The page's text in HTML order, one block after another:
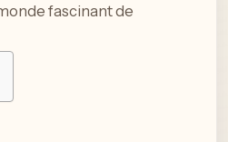
fascinant de